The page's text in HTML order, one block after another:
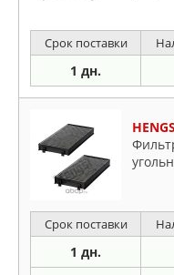
Срок поставки
1 дн.
Срок поставки
1 дн.